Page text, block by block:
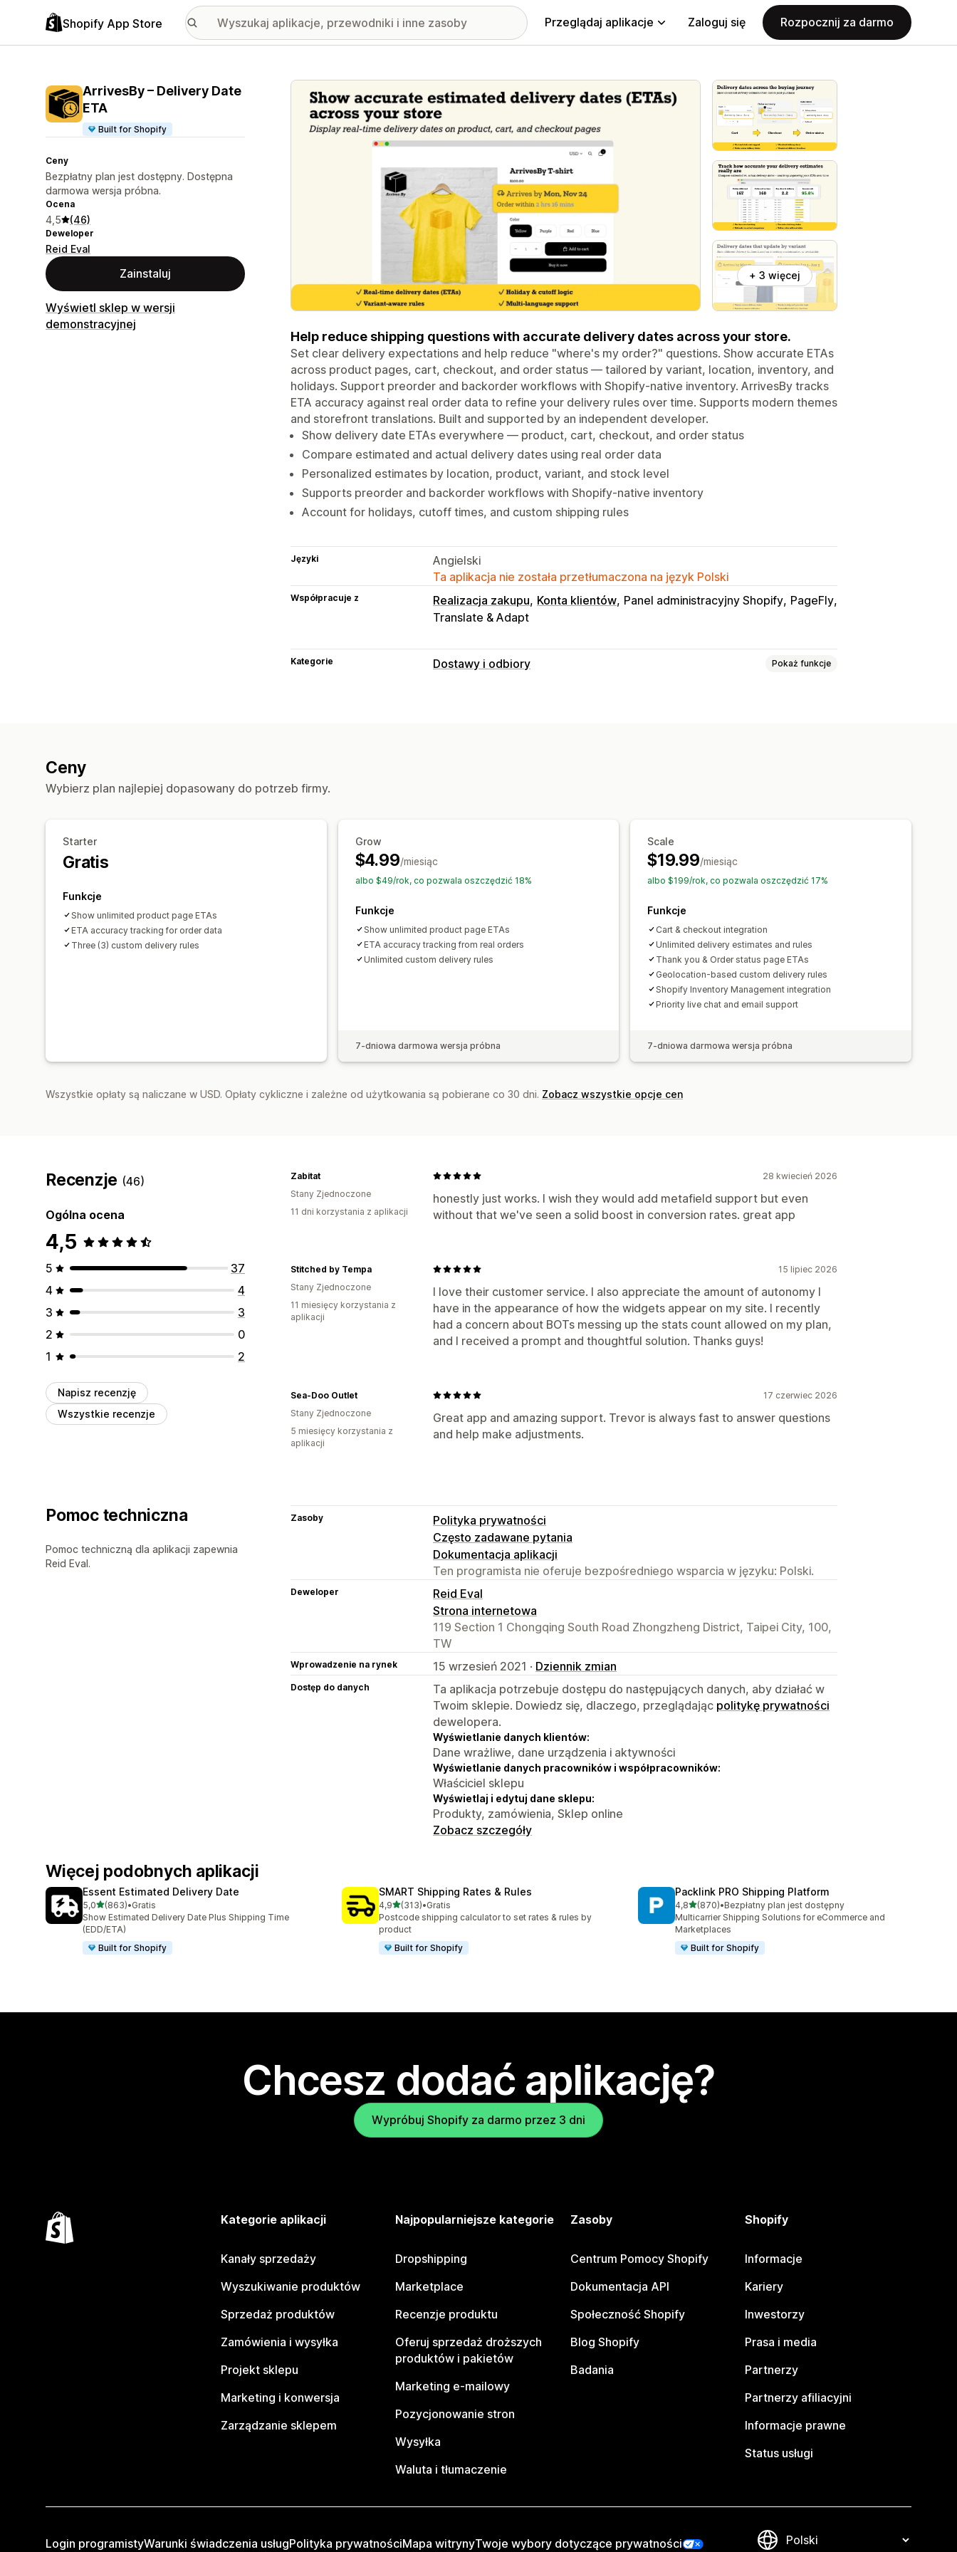
Shopify App Store Przeglądaj aplikacje Zaloguj się Rozpocznij za darmo
ArrivesBy – Delivery Date
ETA
Built for Shopify
Ceny
Bezpłatny plan jest dostępny. Dostępna
darmowa wersja próbna.
Ocena
4,5 (46)
Deweloper
Reid Eval
Zainstaluj
Wyświetl sklep w wersji
demonstracyjnej
Wyróżnione obrazy w galerii
+ 3 więcej
Help reduce shipping questions with accurate delivery dates across your store.
Set clear delivery expectations and help reduce "where's my order?" questions. Show accurate ETAs
across product pages, cart, checkout, and order status — tailored by variant, location, inventory, and
holidays. Support preorder and backorder workflows with Shopify-native inventory. ArrivesBy tracks
ETA accuracy against real order data to refine your delivery rules over time. Supports modern themes
and storefront translations. Built and supported by an independent developer.
Show delivery date ETAs everywhere — product, cart, checkout, and order status
Compare estimated and actual delivery dates using real order data
Personalized estimates by location, product, variant, and stock level
Supports preorder and backorder workflows with Shopify-native inventory
Account for holidays, cutoff times, and custom shipping rules
Języki
Angielski
Ta aplikacja nie została przetłumaczona na język Polski
Współpracuje z Realizacja zakupu Konta klientów Panel administracyjny Shopify PageFly
Translate & Adapt
Kategorie Dostawy i odbiory Pokaż funkcje
Ceny
Wybierz plan najlepiej dopasowany do potrzeb firmy.
Starter
Gratis
Funkcje
Show unlimited product page ETAs
ETA accuracy tracking for order data
Three (3) custom delivery rules
Grow
$4.99/miesiąc
albo $49/rok, co pozwala oszczędzić 18%
Funkcje
Show unlimited product page ETAs
ETA accuracy tracking from real orders
Unlimited custom delivery rules
7-dniowa darmowa wersja próbna
Scale
$19.99/miesiąc
albo $199/rok, co pozwala oszczędzić 17%
Funkcje
Cart & checkout integration
Unlimited delivery estimates and rules
Thank you & Order status page ETAs
Geolocation-based custom delivery rules
Shopify Inventory Management integration
Priority live chat and email support
7-dniowa darmowa wersja próbna
Wszystkie opłaty są naliczane w USD. Opłaty cykliczne i zależne od użytkowania są pobierane co 30 dni. Zobacz wszystkie opcje cen
Recenzje (46)
Ogólna ocena
4,5
5
37
4
4
3
3
2
0
1
2
Napisz recenzję
Wszystkie recenzje
28 kwiecień 2026
honestly just works. I wish they would add metafield support but even
without that we've seen a solid boost in conversion rates. great app
Zabitat
Stany Zjednoczone
11 dni korzystania z aplikacji
15 lipiec 2026
I love their customer service. I also appreciate the amount of autonomy I
have in the appearance of how the widgets appear on my site. I recently
had a concern about BOTs messing up the stats count allowed on my plan,
and I received a prompt and thoughtful solution. Thanks guys!
Stitched by Tempa
Stany Zjednoczone
11 miesięcy korzystania z
aplikacji
17 czerwiec 2026
Great app and amazing support. Trevor is always fast to answer questions
and help make adjustments.
Sea-Doo Outlet
Stany Zjednoczone
5 miesięcy korzystania z
aplikacji
Pomoc techniczna
Pomoc techniczną dla aplikacji zapewnia
Reid Eval.
Zasoby
Polityka prywatności
Często zadawane pytania
Dokumentacja aplikacji
Ten programista nie oferuje bezpośredniego wsparcia w języku: Polski.
Deweloper
Reid Eval
Strona internetowa
119 Section 1 Chongqing South Road Zhongzheng District, Taipei City, 100,
TW
Wprowadzenie na rynek 15 wrzesień 2021 · Dziennik zmian
Dostęp do danych
Ta aplikacja potrzebuje dostępu do następujących danych, aby działać w
Twoim sklepie. Dowiedz się, dlaczego, przeglądając politykę prywatności
dewelopera.
Wyświetlanie danych klientów:
Dane wrażliwe, dane urządzenia i aktywności
Wyświetlanie danych pracowników i współpracowników:
Właściciel sklepu
Wyświetlaj i edytuj dane sklepu:
Produkty, zamówienia, Sklep online
Zobacz szczegóły
Więcej podobnych aplikacji
Essent Estimated Delivery Date
5,0na 5 gwiazdek
(863)
Łączna liczba recenzji: 863
•Gratis
Show Estimated Delivery Date Plus Shipping Time
(EDD/ETA)
Built for Shopify
SMART Shipping Rates & Rules
4,9na 5 gwiazdek
(313)
Łączna liczba recenzji: 313
•Gratis
Postcode shipping calculator to set rates & rules by
product
Built for Shopify
Packlink PRO Shipping Platform
4,8na 5 gwiazdek
(870)
Łączna liczba recenzji: 870
•Bezpłatny plan jest dostępny
Multicarrier Shipping Solutions for eCommerce and
Marketplaces
Built for Shopify
Chcesz dodać aplikację?
Wypróbuj Shopify za darmo przez 3 dni
Kategorie aplikacji
Kanały sprzedaży
Wyszukiwanie produktów
Sprzedaż produktów
Zamówienia i wysyłka
Projekt sklepu
Marketing i konwersja
Zarządzanie sklepem
Najpopularniejsze kategorie
Dropshipping
Marketplace
Recenzje produktu
Oferuj sprzedaż droższych
produktów i pakietów
Marketing e-mailowy
Pozycjonowanie stron
Wysyłka
Waluta i tłumaczenie
Zasoby
Centrum Pomocy Shopify
Dokumentacja API
Społeczność Shopify
Blog Shopify
Badania
Shopify
Informacje
Kariery
Inwestorzy
Prasa i media
Partnerzy
Partnerzy afiliacyjni
Informacje prawne
Status usługi
Login programistyWarunki świadczenia usługPolityka prywatnościMapa witrynyTwoje wybory dotyczące prywatności